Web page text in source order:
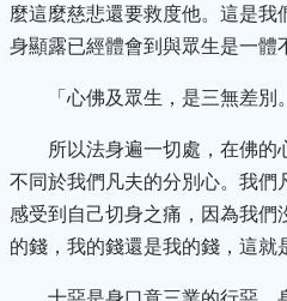
麼這麼慈悲還要救度他。這是
身顯露已經體會到與眾生是一體
「心佛及眾生，是三無差別
所以法身遍一切處，在佛的
不同於我們凡夫的分別心。我們
感受到自己切身之痛，因為我
的錢，我的錢還是我的錢，這就